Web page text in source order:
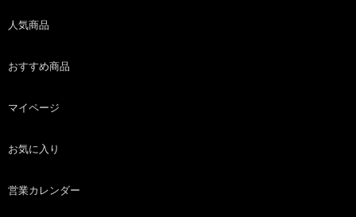
人気商品
おすすめ商品
マイページ
お気に入り
営業カレンダー